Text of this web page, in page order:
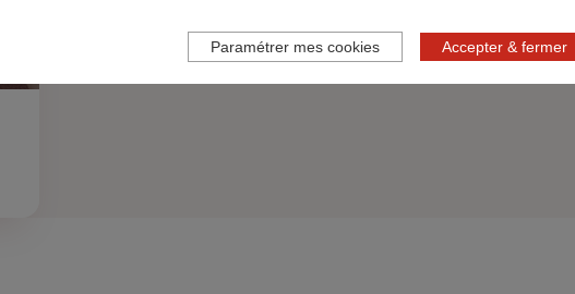
Accepter & fermer
Paramétrer mes cookies